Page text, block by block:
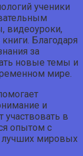
ученики
видеоуроки,
Благодаря
за
новые темы и
мире.
и
в
опытом с
лучших мировых